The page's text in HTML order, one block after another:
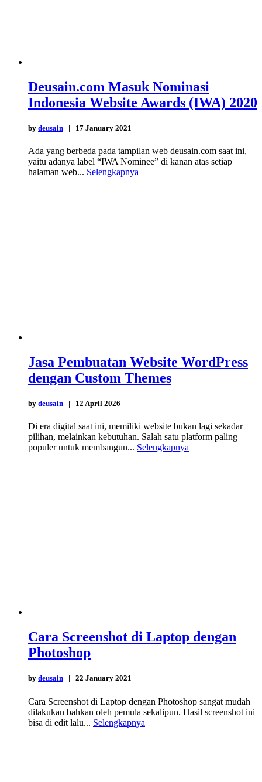
Deusain.com Masuk Nominasi
Indonesia Website Awards (IWA) 2020
by deusain | 17 January 2021
Ada yang berbeda pada tampilan web deusain.com saat ini,
yaitu adanya label “IWA Nominee” di kanan atas setiap
halaman web... Selengkapnya
Jasa Pembuatan Website WordPress
dengan Custom Themes
by deusain | 12 April 2026
Di era digital saat ini, memiliki website bukan lagi sekadar
pilihan, melainkan kebutuhan. Salah satu platform paling
populer untuk membangun... Selengkapnya
Cara Screenshot di Laptop dengan
Photoshop
by deusain | 22 January 2021
Cara Screenshot di Laptop dengan Photoshop sangat mudah
dilakukan bahkan oleh pemula sekalipun. Hasil screenshot ini
bisa di edit lalu... Selengkapnya